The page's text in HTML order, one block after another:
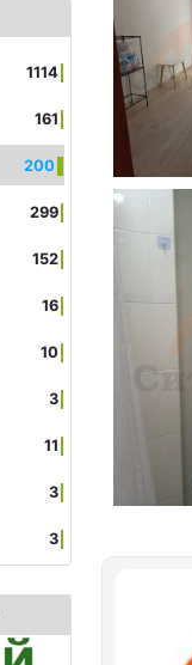
1114
161
200
299
152
16
10
3
11
3
3